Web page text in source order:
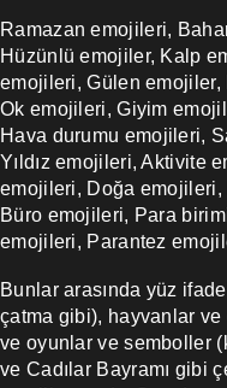
Ramazan emojileri,
Hüzünlü emojiler, Kalp
emojileri, Gülen
Ok emojileri, Giyim
Hava durumu emojileri,
Yıldız emojileri, Aktivite
emojileri, Doğa emojileri,
Büro emojileri, Para
emojileri, Parantez
Bunlar arasında yüz
çatma gibi), hayvanlar
ve oyunlar ve semboller
ve Cadılar Bayramı gibi